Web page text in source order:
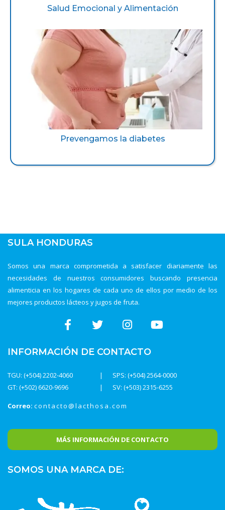
Salud Emocional y Alimentación
Prevengamos la diabetes
SULA HONDURAS
Somos una marca comprometida a satisfacer diariamente las
necesidades de nuestros consumidores buscando presencia
alimenticia en los hogares de cada uno de ellos por medio de los
mejores productos lácteos y jugos de fruta.
INFORMACIÓN DE CONTACTO
TGU: (+504) 2202-4060
SPS: (+504) 2564-0000
SV: (+503) 2315-6255
GT: (+502) 6620-9696
Correo: contacto@lacthosa.com
MÁS INFORMACIÓN DE CONTACTO
SOMOS UNA MARCA DE: